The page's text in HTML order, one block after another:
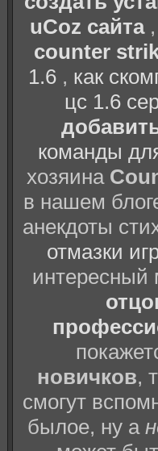
uCoz сайта
counter
1.6, как
цс 1.6
команды
хозяина
в нашем
анекдоты
отмазки
интересный
новичков,
смогут
былое, ну а